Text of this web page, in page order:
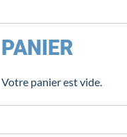
PANIER
Votre panier est vide.